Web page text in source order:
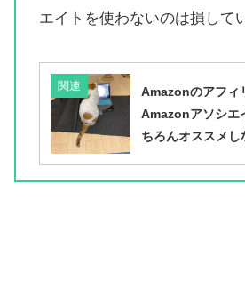
エイトを使わないのは損して
関連
Amazonのアフィ
Amazonアソシエ
ちろんオススメし